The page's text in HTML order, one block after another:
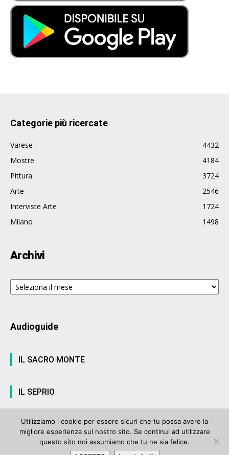
Categorie più ricercate
Varese
4432
Mostre
4184
Pittura
3724
Arte
2546
Interviste Arte
1724
Milano
1498
Archivi
Archivi
Audioguide
IL SACRO MONTE
IL SEPRIO
© ArteVarese.com by Wtv S.r.l.- © 2007 - P.I. 03063680122 Iscrizione n°
906 del Registro Stampa del Tribunale di Varese del 17 luglio 2006 |
Utilizziamo i cookie per essere sicuri che tu possa avere la
migliore esperienza sul nostro sito. Se continui ad utilizzare
questo sito noi assumiamo che tu ne sia felice.